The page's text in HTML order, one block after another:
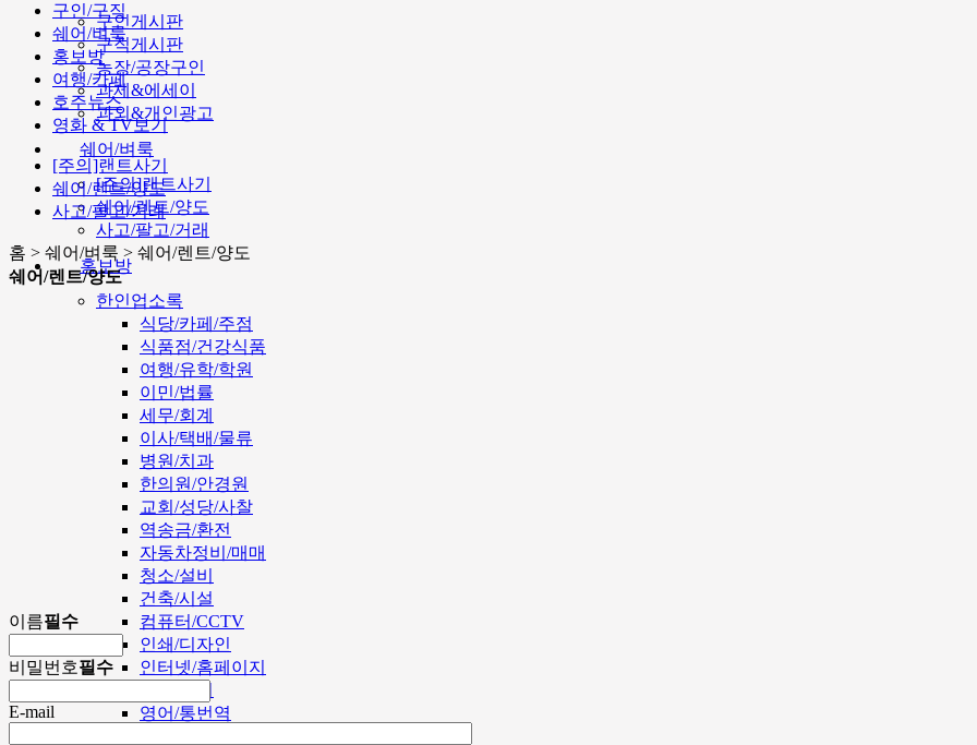
구인게시판
구직게시판
농장/공장구인
과제&에세이
과외&개인광고
쉐어/벼룩
[주의]랜트사기
쉐어/렌트/양도
사고/팔고/거래
홍보방
한인업소록
식당/카페/주점
식품점/건강식품
여행/유학/학원
이민/법률
세무/회계
이사/택배/물류
병원/치과
한의원/안경원
교회/성당/사찰
역송금/환전
자동차정비/매매
청소/설비
건축/시설
컴퓨터/CCTV
인쇄/디자인
인터넷/홈페이지
영어/통번역
구인/구직
쉐어/벼룩
홍보방
여행/카페
호주뉴스
영화 & TV보기
[주의]랜트사기
쉐어/렌트/양도
사고/팔고/거래
홈 > 쉐어/벼룩 > 쉐어/렌트/양도
쉐어/렌트/양도
이름필수
비밀번호필수
E-mail